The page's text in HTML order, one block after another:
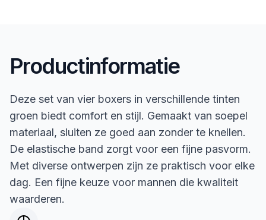
Productinformatie
Deze set van vier boxers in verschillende tinten
groen biedt comfort en stijl. Gemaakt van soepel
materiaal, sluiten ze goed aan zonder te knellen.
De elastische band zorgt voor een fijne pasvorm.
Met diverse ontwerpen zijn ze praktisch voor elke
dag. Een fijne keuze voor mannen die kwaliteit
waarderen.